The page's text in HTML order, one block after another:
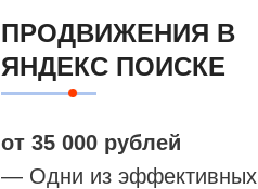
ПРОДВИЖЕНИЯ В
ЯНДЕКС ПОИСКЕ
от 35 000 рублей
— Одни из эффективных